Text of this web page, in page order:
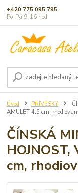
+420 775 095 795
Po-Pá 9-16 hod.
Úvod PŘÍVĚSKY
AMULET 4,5 cm,
ČÍNSKÁ
cm,